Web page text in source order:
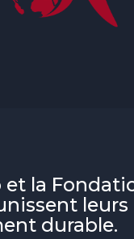
et la
leurs
durable.